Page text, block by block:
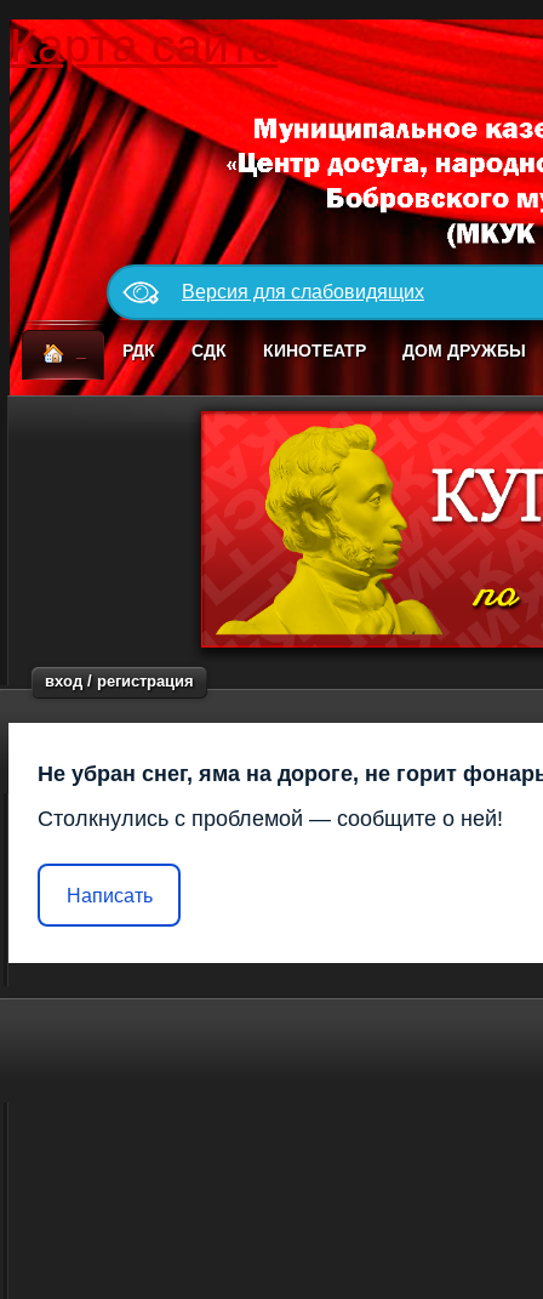
Карта сайта
Версия для слабовидящих
РДК СДК КИНОТЕАТР ДОМ ДРУЖБЫ
вход / регистрация
Не убран снег, яма на дороге, не горит
Столкнулись с проблемой — сообщите о ней!
Написать